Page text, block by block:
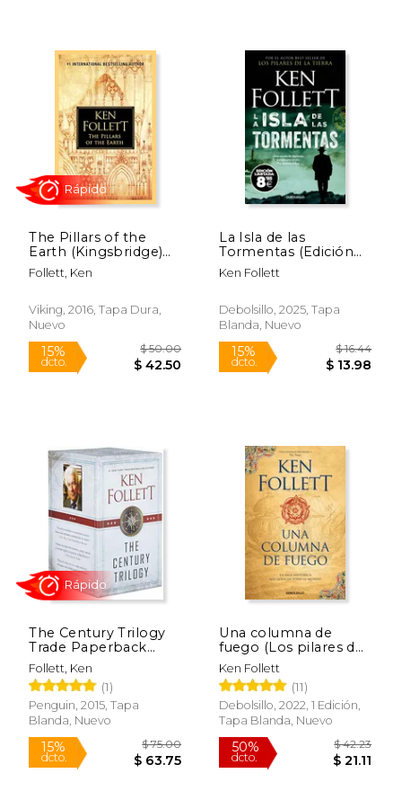
Rápido Rápido
Rápido
The Pillars of the
Earth (Kingsbridge)
(en Inglés)
Follett, Ken
Viking, 2016, Tapa Dura,
Nuevo
La Isla de las
Tormentas (Edición
Black Friday)
Ken Follett
Debolsillo, 2025, Tapa
Blanda, Nuevo
The Century Trilogy
Trade Paperback
Boxed Set: Fall of
Giants; Winter of the
World; Edge of
Eternity (en Inglés)
Follett, Ken
(1)
Penguin, 2015, Tapa
Blanda, Nuevo
Una columna de
fuego (Los pilares de
la tierra 3)
Ken Follett
(11)
Debolsillo, 2022, 1 Edición,
Tapa Blanda, Nuevo